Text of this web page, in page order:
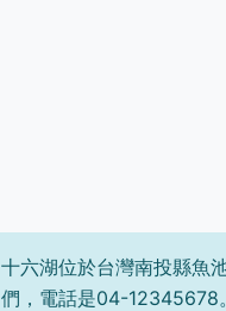
十六湖位於台灣南投縣魚
們，電話是04-12345678